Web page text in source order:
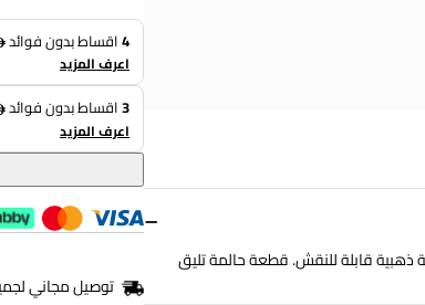
−
ذهبية قابلة للنقش. قطعة حالمة تليق
4اقساط بدون فوائد
اعرف المزيد
3اقساط بدون فوائد
اعرف المزيد
توصيل مجاني